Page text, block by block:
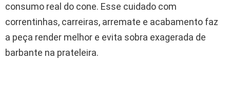
consumo real do cone. Esse cuidado com
correntinhas, carreiras, arremate e acabamento faz
a peça render melhor e evita sobra exagerada de
barbante na prateleira.